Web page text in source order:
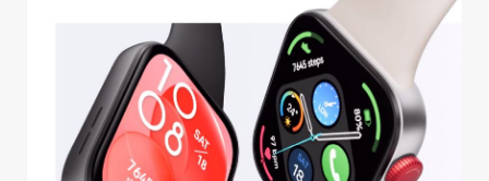
VAIHDA TEEMA